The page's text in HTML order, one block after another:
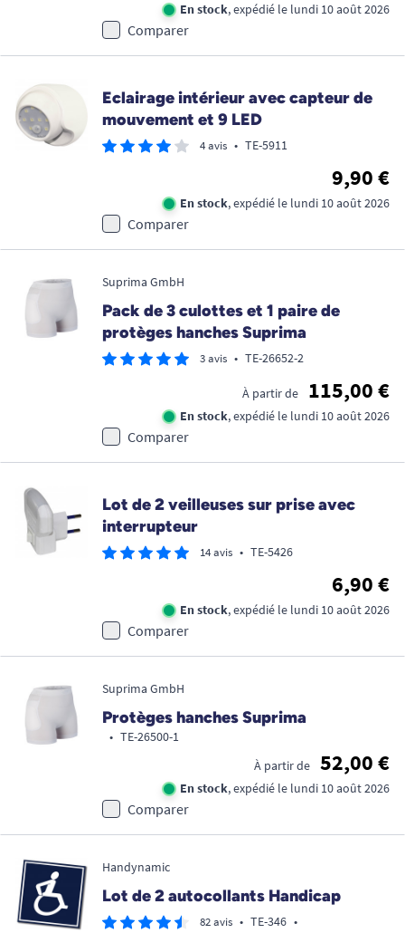
En stock, expédié le lundi 10 août 2026
Comparer
Eclairage intérieur avec capteur de
mouvement et 9 LED
4 avis • TE-5911
9,90 €
En stock, expédié le lundi 10 août 2026
Comparer
Suprima GmbH
Pack de 3 culottes et 1 paire de
protèges hanches Suprima
3 avis • TE-26652-2
À partir de 115,00 €
En stock, expédié le lundi 10 août 2026
Comparer
Lot de 2 veilleuses sur prise avec
interrupteur
14 avis • TE-5426
6,90 €
En stock, expédié le lundi 10 août 2026
Comparer
Suprima GmbH
Protèges hanches Suprima
• TE-26500-1
À partir de
52,00 €
En stock, expédié le lundi 10 août 2026
Comparer
Handynamic
Lot de 2 autocollants Handicap
82 avis • TE-346 •